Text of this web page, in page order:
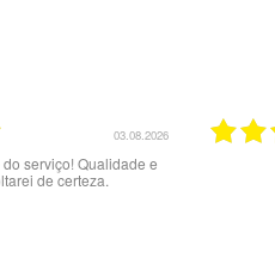
Óculos de excelente